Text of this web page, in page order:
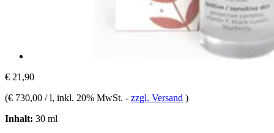
€ 21,90
(€ 730,00 / l, inkl. 20% MwSt. - zzgl. Versand )
Inhalt: 30 ml